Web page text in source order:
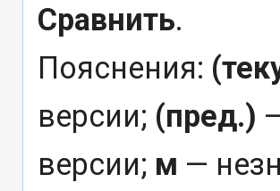
Сравнить.
Пояснения:
версии; (пред.)
версии; м —